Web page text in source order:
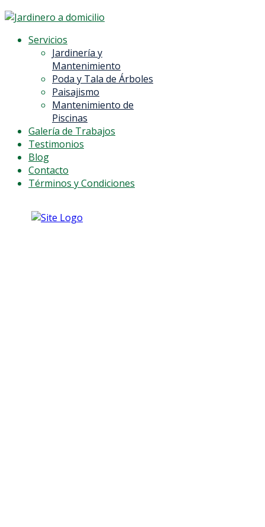
Servicios
Jardinería y
Mantenimiento
Poda y Tala de Árboles
Paisajismo
Mantenimiento de
Piscinas
Galería de Trabajos
Testimonios
Blog
Contacto
Términos y Condiciones